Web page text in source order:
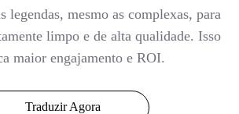
legendas, mesmo as complexas, para
limpo e de alta qualidade. Isso
maior engajamento e ROI.
Traduzir Agora